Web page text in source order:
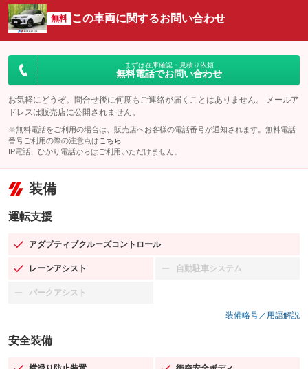
無料 この車両に関するお問い合わせ
まずは在庫確認・見積り依頼
無料電話でお問い合わせ
お気軽にどうぞ。問合せ後に何度もご連絡が届くことはありません。 メールア
ドレスは販売店に公開されません。
※無料電話をご利用の場合は、販売店へお客様の電話番号が通知されます。無料電話
番号ご利用の際の注意点は こちら
IP電話、ひかり電話からはご利用いただけません。
装備
運転支援
アダプティブクルーズコントロール
：装備あり
レーンアシスト
：装備あり 自動駐車システム
：装備なし
パークアシスト
：装備なし
装備略号／用語解説
安全装備